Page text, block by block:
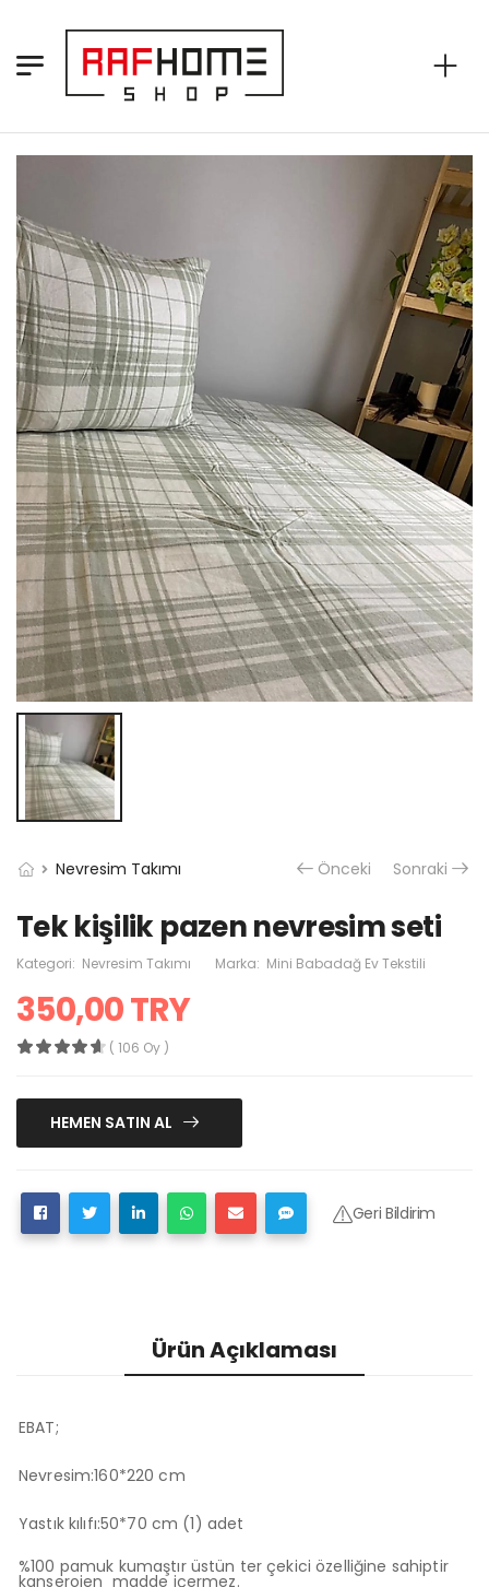
Nevresim Takımı Önceki Sonraki
Tek kişilik pazen nevresim seti
Kategori: Nevresim Takımı Marka: Mini Babadağ Ev Tekstili
350,00 TRY
( 106 Oy )
HEMEN SATIN AL
Geri Bildirim
Ürün Açıklaması
EBAT;
Nevresim:160*220 cm
Yastık kılıfı:50*70 cm (1) adet
%100 pamuk kumaştır üstün ter çekici özelliğine sahiptir
kanserojen madde içermez.